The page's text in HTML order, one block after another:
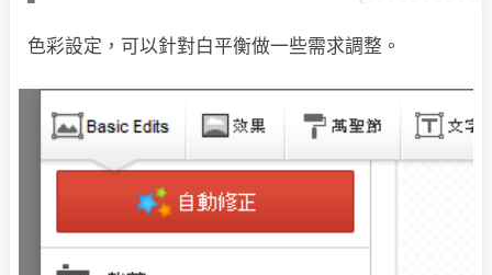
色彩設定，可以針對白平衡做一些需求調整。